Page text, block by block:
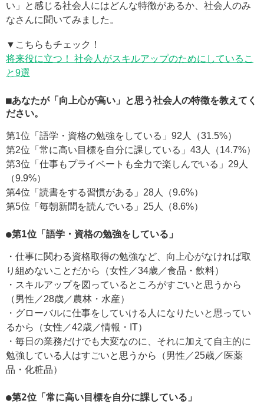
い」と感じる社会人にはどんな特徴があるか、社会人のみ
なさんに聞いてみました。
▼こちらもチェック！
将来役に立つ！ 社会人がスキルアップのためにしているこ
と9選
■あなたが「向上心が高い」と思う社会人の特徴を教えてく
ださい。
第1位「語学・資格の勉強をしている」92人（31.5%）
第2位「常に高い目標を自分に課している」43人（14.7%）
第3位「仕事もプライベートも全力で楽しんでいる」29人
（9.9%）
第4位「読書をする習慣がある」28人（9.6%）
第5位「毎朝新聞を読んでいる」25人（8.6%）
●第1位「語学・資格の勉強をしている」
・仕事に関わる資格取得の勉強など、向上心がなければ取
り組めないことだから（女性／34歳／食品・飲料）
・スキルアップを図っているところがすごいと思うから
（男性／28歳／農林・水産）
・グローバルに仕事をしていける人になりたいと思ってい
るから（女性／42歳／情報・IT）
・毎日の業務だけでも大変なのに、それに加えて自主的に
勉強している人はすごいと思うから（男性／25歳／医薬
品・化粧品）
●第2位「常に高い目標を自分に課している」